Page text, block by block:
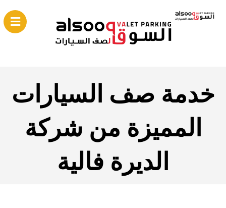
خدمة صف السيارات
المميزة من شركة
الديرة فالية